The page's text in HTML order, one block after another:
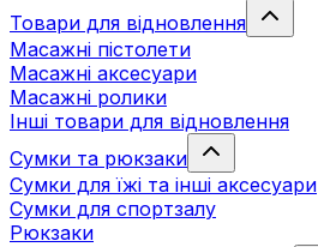
Товари для відновлення
Масажні пістолети
Масажні аксесуари
Масажні ролики
Інші товари для відновлення
Сумки та рюкзаки
Сумки для їжі та інші аксесуари
Сумки для спортзалу
Рюкзаки